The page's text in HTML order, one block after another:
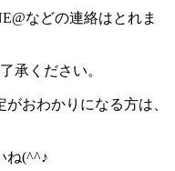
などの連絡はとれま
承ください。
おわかりになる方は、
ね(^^♪